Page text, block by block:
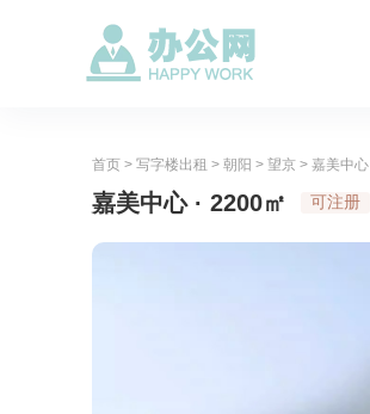
首页 > 写字楼出租 > 朝阳 > 望京 > 嘉美中心
嘉美中心 · 2200㎡ 可注册